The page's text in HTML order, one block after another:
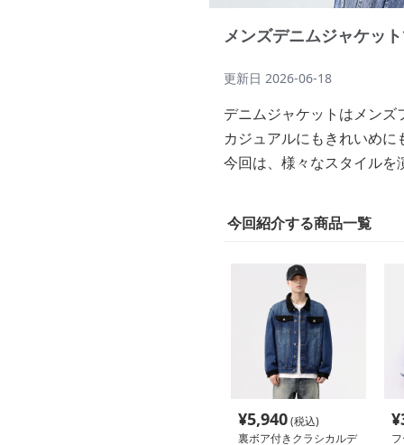
メンズデニムジャケッ
更新日 2026-06-18
デニムジャケットはメンズ
カジュアルにもきれいめに
今回は、様々なスタイルを
今回紹介する商品一覧
¥5,940(税込)
裏ボア付きクラシカルデ
¥